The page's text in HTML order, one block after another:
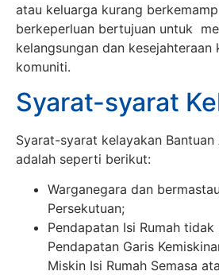
atau keluarga kurang
berkeperluan bertujuan untuk
kelangsungan dan kesejahteraan
komuniti.
Syarat-syarat
Syarat-syarat kelayakan Bantuan
adalah seperti berikut:
Warganegara dan
Persekutuan;
Pendapatan Isi Rumah tidak
Pendapatan Garis
Miskin Isi Rumah Semasa